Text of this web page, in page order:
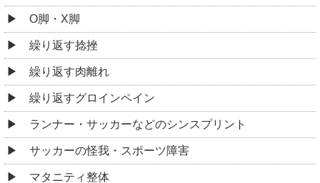
O脚・X脚
繰り返す捻挫
繰り返す肉離れ
繰り返すグロインペイン
ランナー・サッカーなどのシンスプリント
サッカーの怪我・スポーツ障害
マタニティ整体